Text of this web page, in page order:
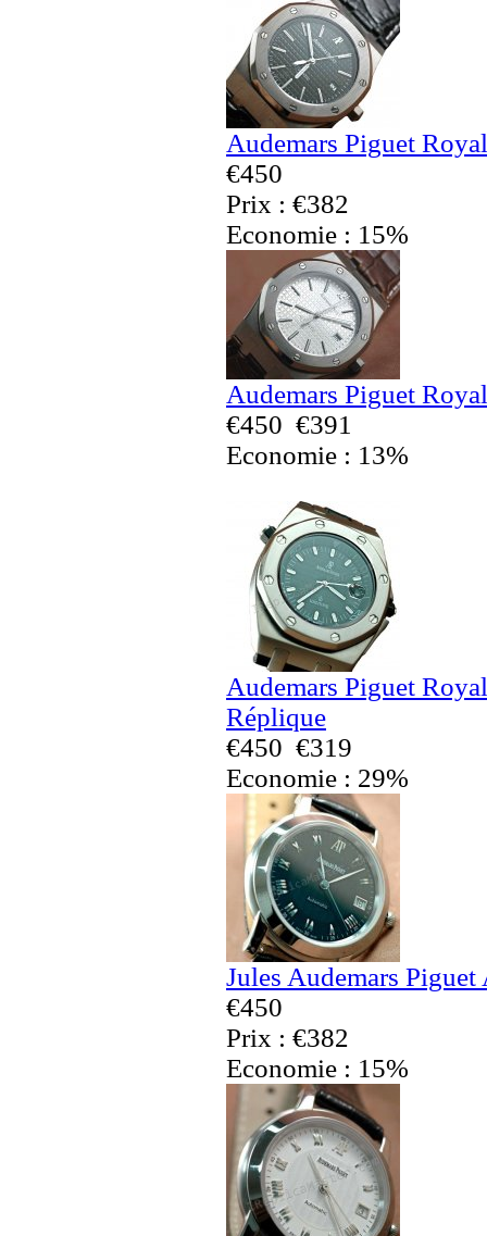
Audemars Piguet
€450
Prix : €382
Economie : 15%
Audemars Piguet
€450 €391
Economie : 13%
Audemars Piguet
Réplique
€450 €319
Economie : 29%
Jules Audemars
€450
Prix : €382
Economie : 15%